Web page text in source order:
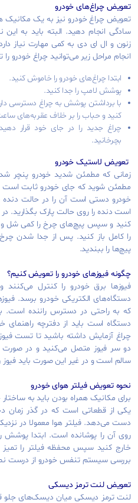
تعویض چراغ‌های خودرو
تعویض چراغ خودرو نیز به یک مکانیک
سادگی انجام دهید. البته باید به
زنون و ال ای دی به کمی مهارت نیاز
انجام مراحل زیر می‌توانید چراغ خودرو
ابتدا چراغ‌های خودرو را خاموش کنید.
پوشش لامپ را جدا کنید.
با برداشتن پوشش به چراغ دسترسی
کنید و حباب را بر خلاف عقربه‌های
چراغ جدید را در جای خود قرار
بچرخانید.
تعویض لاستیک خودرو
زمانی که مطمئن شدید خودرو پنچر
مطمئن شوید که جای خودرو ثابت
است دنده را روی حالت پارک بگذارید. در
کنید و سپس پیچ‌های چرخ را کمی شل و
را کامل باز کنید. پس از جدا شدن
پیچ‌ها را ببندید.
چگونه فیوزهای خودرو را تعویض کنیم؟
فیوزها برق خودرو را کنترل
دستگاه‌های الکتریکی خودرو برسد.
که به راحتی در دسترس راننده است.
دستگاه است باید از دفترچه
چراغ آزمایش داشته باشید تا تست
دو سر فیوز متصل می‌کنید و در
سالم است و در غیر این صورت باید فیوز
نحوه تعویض فیلتر هوای خودرو
برای مکانیک همراه بودن باید به
یکی از قطعاتی است که در گذر زمان
دست می‌دهد. فیلتر هوا معمولا در
روی آن را پوشانده است. ابتدا پوشش
خارج کنید سپس محفظه فیلتر را تمیز
بررسی سیستم تنفس خودرو از درست
تعویض لنت ترمز دیسکی
لنت ترمز دیسکی میان دیسک‌های جلو